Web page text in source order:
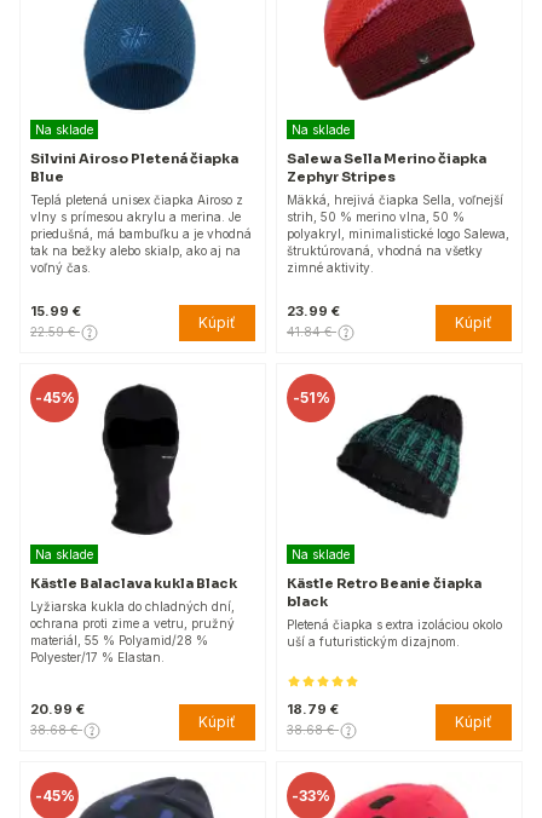
Na sklade
Silvini Airoso Pletená čiapka
Blue
Teplá pletená unisex čiapka Airoso z
vlny s prímesou akrylu a merina. Je
priedušná, má bambuľku a je vhodná
tak na bežky alebo skialp, ako aj na
voľný čas.
15.99 €
22.59 € Kúpiť
Na sklade
Salewa Sella Merino čiapka
Zephyr Stripes
Mäkká, hrejivá čiapka Sella, voľnejší
strih, 50 % merino vlna, 50 %
polyakryl, minimalistické logo Salewa,
štruktúrovaná, vhodná na všetky
zimné aktivity.
23.99 €
41.84 € Kúpiť
-45%
Na sklade
Kästle Balaclava kukla Black
Lyžiarska kukla do chladných dní,
ochrana proti zime a vetru, pružný
materiál, 55 % Polyamid/28 %
Polyester/17 % Elastan.
20.99 €
38.68 € Kúpiť
-51%
Na sklade
Kästle Retro Beanie čiapka
black
Pletená čiapka s extra izoláciou okolo
uší a futuristickým dizajnom.
18.79 €
38.68 € Kúpiť
-45% -33%